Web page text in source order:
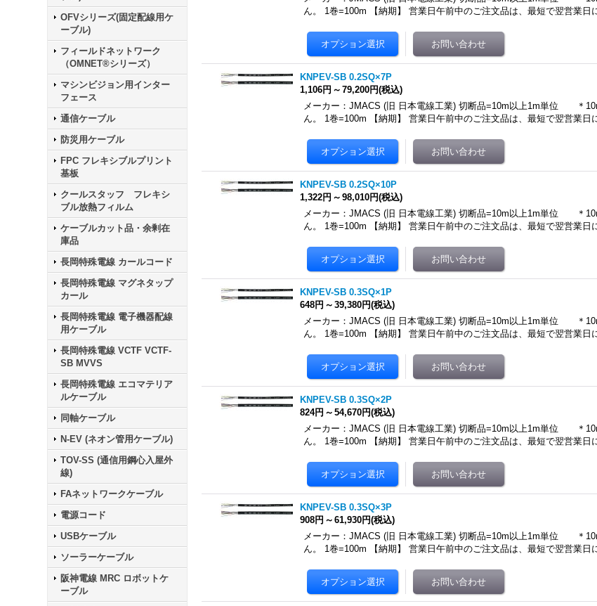
OFVシリーズ(固定配線用ケ
ーブル)
フィールドネットワーク
（OMNET®シリーズ）
マシンビジョン用インター
フェース
通信ケーブル
防災用ケーブル
FPC フレキシブルプリント
基板
クールスタッフ フレキシ
ブル放熱フィルム
ケーブルカット品・余剰在
庫品
長岡特殊電線 カールコード
長岡特殊電線 マグネタップ
カール
長岡特殊電線 電子機器配線
用ケーブル
長岡特殊電線 VCTF VCTF-
SB MVVS
長岡特殊電線 エコマテリア
ルケーブル
同軸ケーブル
N-EV (ネオン管用ケーブル)
TOV-SS (通信用鋼心入屋外
線)
FAネットワークケーブル
電源コード
USBケーブル
ソーラーケーブル
阪神電線 MRC ロボットケ
ーブル
ん。 1巻=100m 【納期】 営業日午前中のご注文品は、最短で翌営業
KNPEV-SB 0.2SQ×7P
1,106円 ～ 79,200円(税込)
メーカー：JMACS (旧 日本電線工業) 切断品=10m以上1m単位 ＊
ん。 1巻=100m 【納期】 営業日午前中のご注文品は、最短で翌営業
KNPEV-SB 0.2SQ×10P
1,322円 ～ 98,010円(税込)
メーカー：JMACS (旧 日本電線工業) 切断品=10m以上1m単位 ＊
ん。 1巻=100m 【納期】 営業日午前中のご注文品は、最短で翌営業
KNPEV-SB 0.3SQ×1P
648円 ～ 39,380円(税込)
メーカー：JMACS (旧 日本電線工業) 切断品=10m以上1m単位 ＊
ん。 1巻=100m 【納期】 営業日午前中のご注文品は、最短で翌営業
KNPEV-SB 0.3SQ×2P
824円 ～ 54,670円(税込)
メーカー：JMACS (旧 日本電線工業) 切断品=10m以上1m単位 ＊
ん。 1巻=100m 【納期】 営業日午前中のご注文品は、最短で翌営業
KNPEV-SB 0.3SQ×3P
908円 ～ 61,930円(税込)
メーカー：JMACS (旧 日本電線工業) 切断品=10m以上1m単位 ＊
ん。 1巻=100m 【納期】 営業日午前中のご注文品は、最短で翌営業